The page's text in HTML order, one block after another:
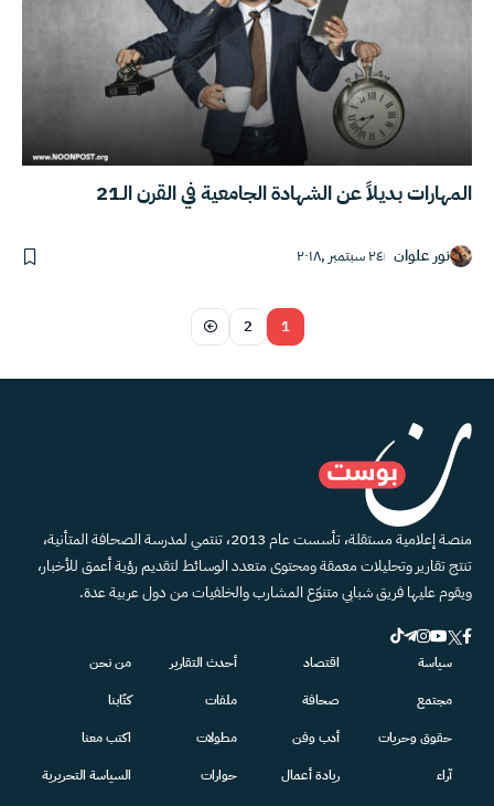
المهارات بديلاً عن الشهادة الجامعية في القرن الـ21
نور علوان ٢٤ سبتمبر ,٢٠١٨
1
2
منصة إعلامية مستقلة، تأسست عام 2013، تنتمي لمدرسة الصحافة المتأنية،
تنتج تقارير وتحليلات معمقة ومحتوى متعدد الوسائط لتقديم رؤية أعمق للأخبار،
ويقوم عليها فريق شبابي متنوّع المشارب والخلفيات من دول عربية عدة.
سياسة
مجتمع
حقوق وحريات
آراء
اقتصاد
صحافة
أدب وفن
ريادة أعمال
أحدث التقارير
ملفات
مطولات
حوارات
من نحن
كتّابنا
اكتب معنا
السياسة التحريرية